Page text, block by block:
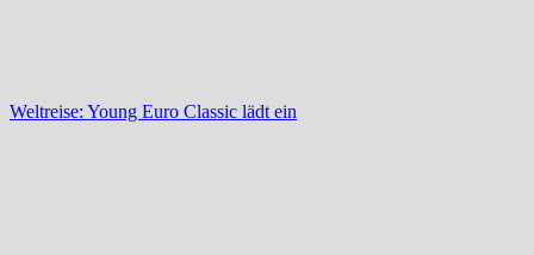
Weltreise: Young Euro Classic lädt ein